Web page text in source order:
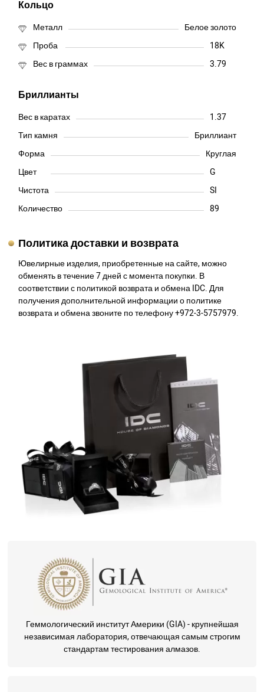
Кольцо
Металл
Белое золото
Проба
18K
Вес в граммах
3.79
Бриллианты
Вес в каратах
1.37
Тип камня
Бриллиант
Форма
Круглая
Цвет
G
Чистота
SI
Количество
89
Политика доставки и возврата
Ювелирные изделия, приобретенные на сайте, можно
обменять в течение 7 дней с момента покупки. В
соответствии с политикой возврата и обмена IDC. Для
получения дополнительной информации о политике
возврата и обмена звоните по телефону +972-3-5757979.
Геммологический институт Америки (GIA) - крупнейшая
независимая лаборатория, отвечающая самым строгим
стандартам тестирования алмазов.